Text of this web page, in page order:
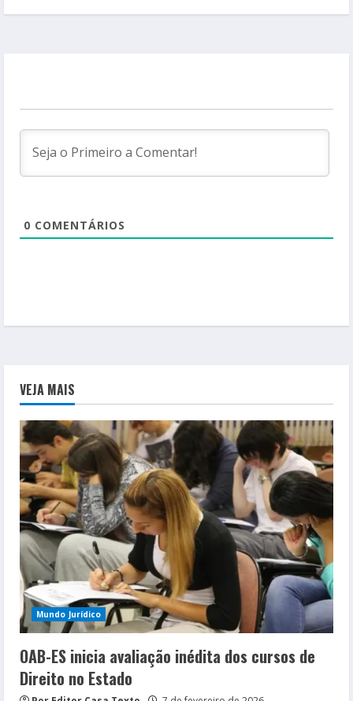
0 COMENTÁRIOS
VEJA MAIS
Mundo Jurídico
OAB-ES inicia avaliação inédita dos cursos de
Direito no Estado